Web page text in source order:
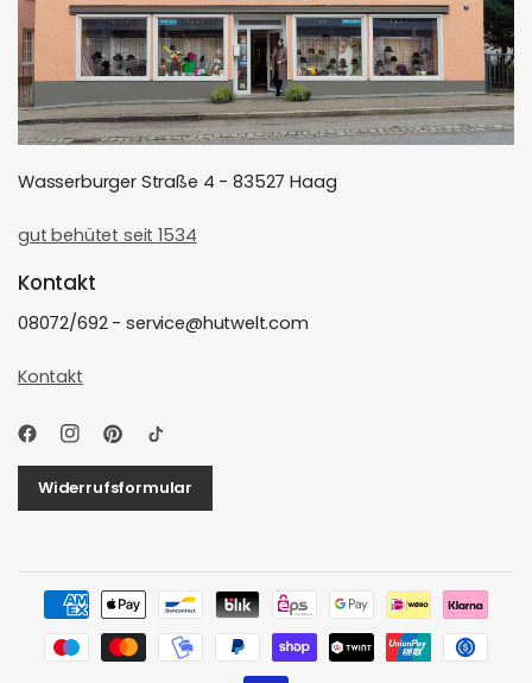
Wasserburger Straße 4 - 83527 Haag
gut behütet seit 1534
Kontakt
08072/692 - service@hutwelt.com
Kontakt
Widerrufsformular